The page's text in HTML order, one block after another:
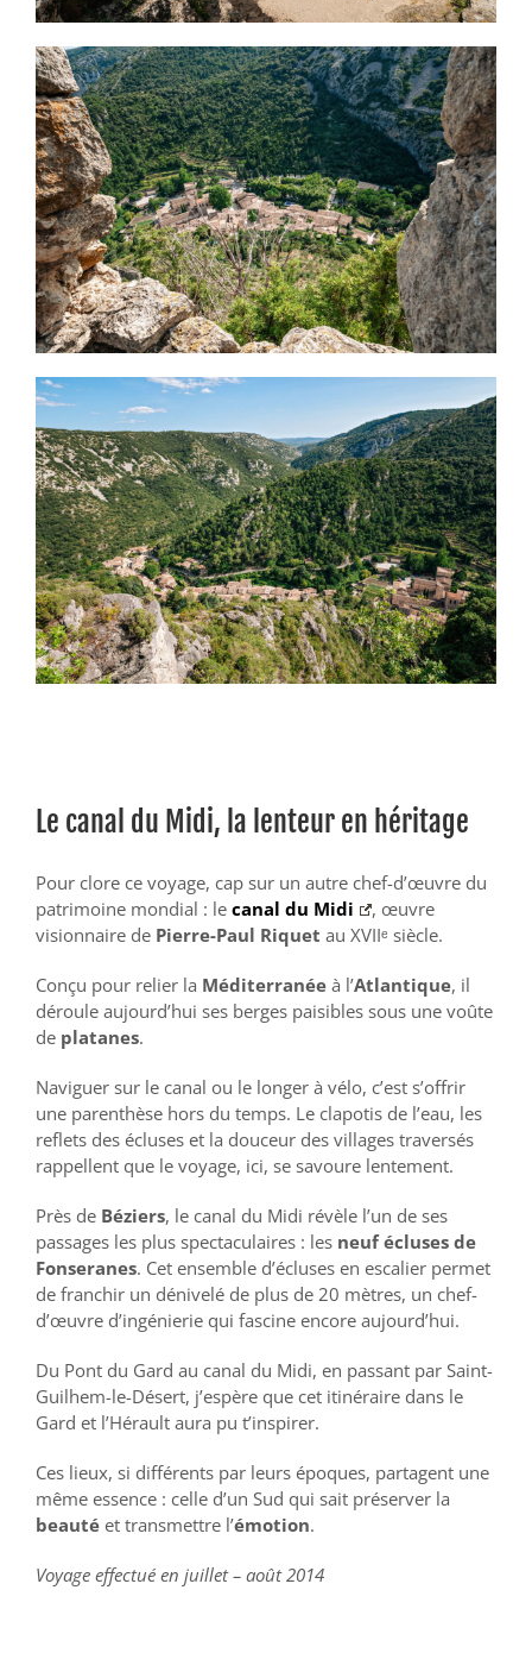
Le canal du Midi, la lenteur en héritage
Pour clore ce voyage, cap sur un autre chef-d’œuvre du
patrimoine mondial : le canal du Midi
, œuvre
visionnaire de Pierre-Paul Riquet au XVIIᵉ siècle.
Conçu pour relier la Méditerranée à l’Atlantique, il
déroule aujourd’hui ses berges paisibles sous une voûte
de platanes.
Naviguer sur le canal ou le longer à vélo, c’est s’offrir
une parenthèse hors du temps. Le clapotis de l’eau, les
reflets des écluses et la douceur des villages traversés
rappellent que le voyage, ici, se savoure lentement.
Près de Béziers, le canal du Midi révèle l’un de ses
passages les plus spectaculaires : les neuf écluses de
Fonseranes. Cet ensemble d’écluses en escalier permet
de franchir un dénivelé de plus de 20 mètres, un chef-
d’œuvre d’ingénierie qui fascine encore aujourd’hui.
Du Pont du Gard au canal du Midi, en passant par Saint-
Guilhem-le-Désert, j’espère que cet itinéraire dans le
Gard et l’Hérault aura pu t’inspirer.
Ces lieux, si différents par leurs époques, partagent une
même essence : celle d’un Sud qui sait préserver la
beauté et transmettre l’émotion.
Voyage effectué en juillet – août 2014